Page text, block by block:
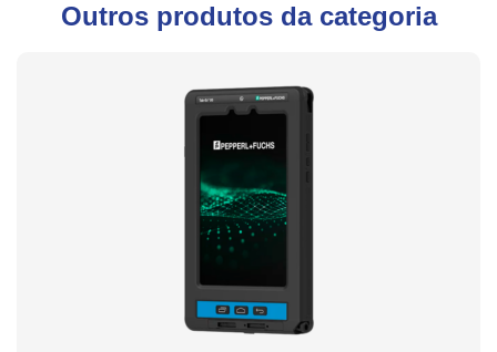
Outros produtos da categoria